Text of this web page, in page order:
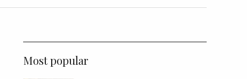
Most popular